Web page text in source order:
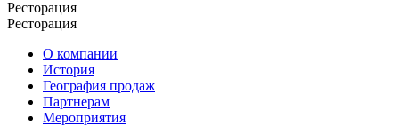
Ресторация
Ресторация
О компании
История
География продаж
Партнерам
Мероприятия